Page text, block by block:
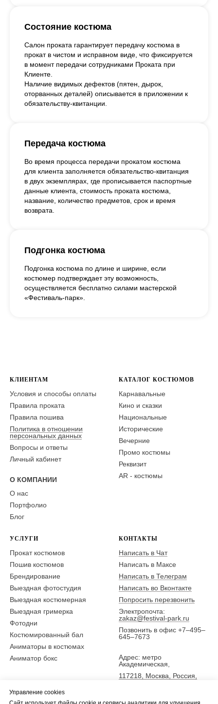
Состояние костюма
Салон проката гарантирует передачу костюма в
прокат в чистом и исправном виде, что фиксируется
в момент передачи сотрудниками Проката при
Клиенте.
Наличие видимых дефектов (пятен, дырок,
оторванных деталей) описывается в приложении к
обязательству-квитанции.
Передача костюма
Во время процесса передачи прокатом костюма
для клиента заполняется обязательство-квитанция
в двух экземплярах, где прописывается паспортные
данные клиента, стоимость проката костюма,
название, количество предметов, срок и время
возврата.
Подгонка костюма
Подгонка костюма по длине и ширине, если
костюмер подтверждает эту возможность,
осуществляется бесплатно силами мастерской
«Фестиваль-парк».
КЛИЕНТАМ
Условия и способы оплаты
Правила проката
Правила пошива
Политика в отношении
персональных данных
Вопросы и ответы
Личный кабинет
О КОМПАНИИ
О нас
Портфолио
Блог
КАТАЛОГ КОСТЮМОВ
Карнавальные
Кино и сказки
Национальные
Исторические
Вечерние
Промо костюмы
Реквизит
AR - костюмы
УСЛУГИ
Прокат костюмов
Пошив костюмов
Брендирование
Выездная фотостудия
Выездная костюмерная
Выездная гримерка
Фотодни
Костюмированный бал
Аниматоры в костюмах
Аниматор бокс
КОНТАКТЫ
Написать в Чат
Написать в Максе
Написать в Телеграм
Написать во Вконтакте
Попросить перезвонить
Электропочта:
zakaz@festival-park.ru
Позвонить в офис +7–495–
645–7673
Адрес: метро
Академическая,
117218, Москва, Россия,
Управление cookies